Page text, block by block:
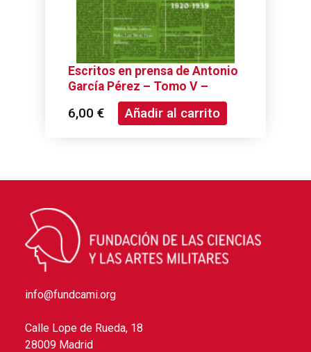
Escritos en prensa de Antonio
García Pérez – Tomo V –
1920-1939
6,00 € Añadir al carrito
info@fundcami.org
Calle Lope de Rueda, 18
28009 Madrid